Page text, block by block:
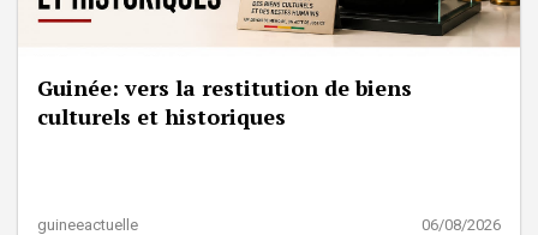
Guinée: vers la restitution de biens
culturels et historiques
guineeactuelle 06/08/2026